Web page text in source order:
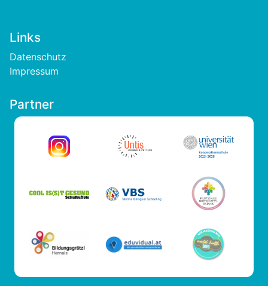
Links
Footer
Datenschutz
Impressum
Partner